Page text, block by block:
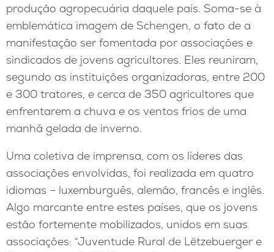
produção agropecuária daquele país. Soma-se à
emblemática imagem de Schengen, o fato de a
manifestação ser fomentada por associações e
sindicados de jovens agricultores. Eles reuniram,
segundo as instituições organizadoras, entre 200
e 300 tratores, e cerca de 350 agricultores que
enfrentarem a chuva e os ventos frios de uma
manhã gelada de inverno.
Uma coletiva de imprensa, com os líderes das
associações envolvidas, foi realizada em quatro
idiomas – luxemburguês, alemão, francês e inglês.
Algo marcante entre estes países, que os jovens
estão fortemente mobilizados, unidos em suas
associações: “Juventude Rural de Lëtzebuerger e